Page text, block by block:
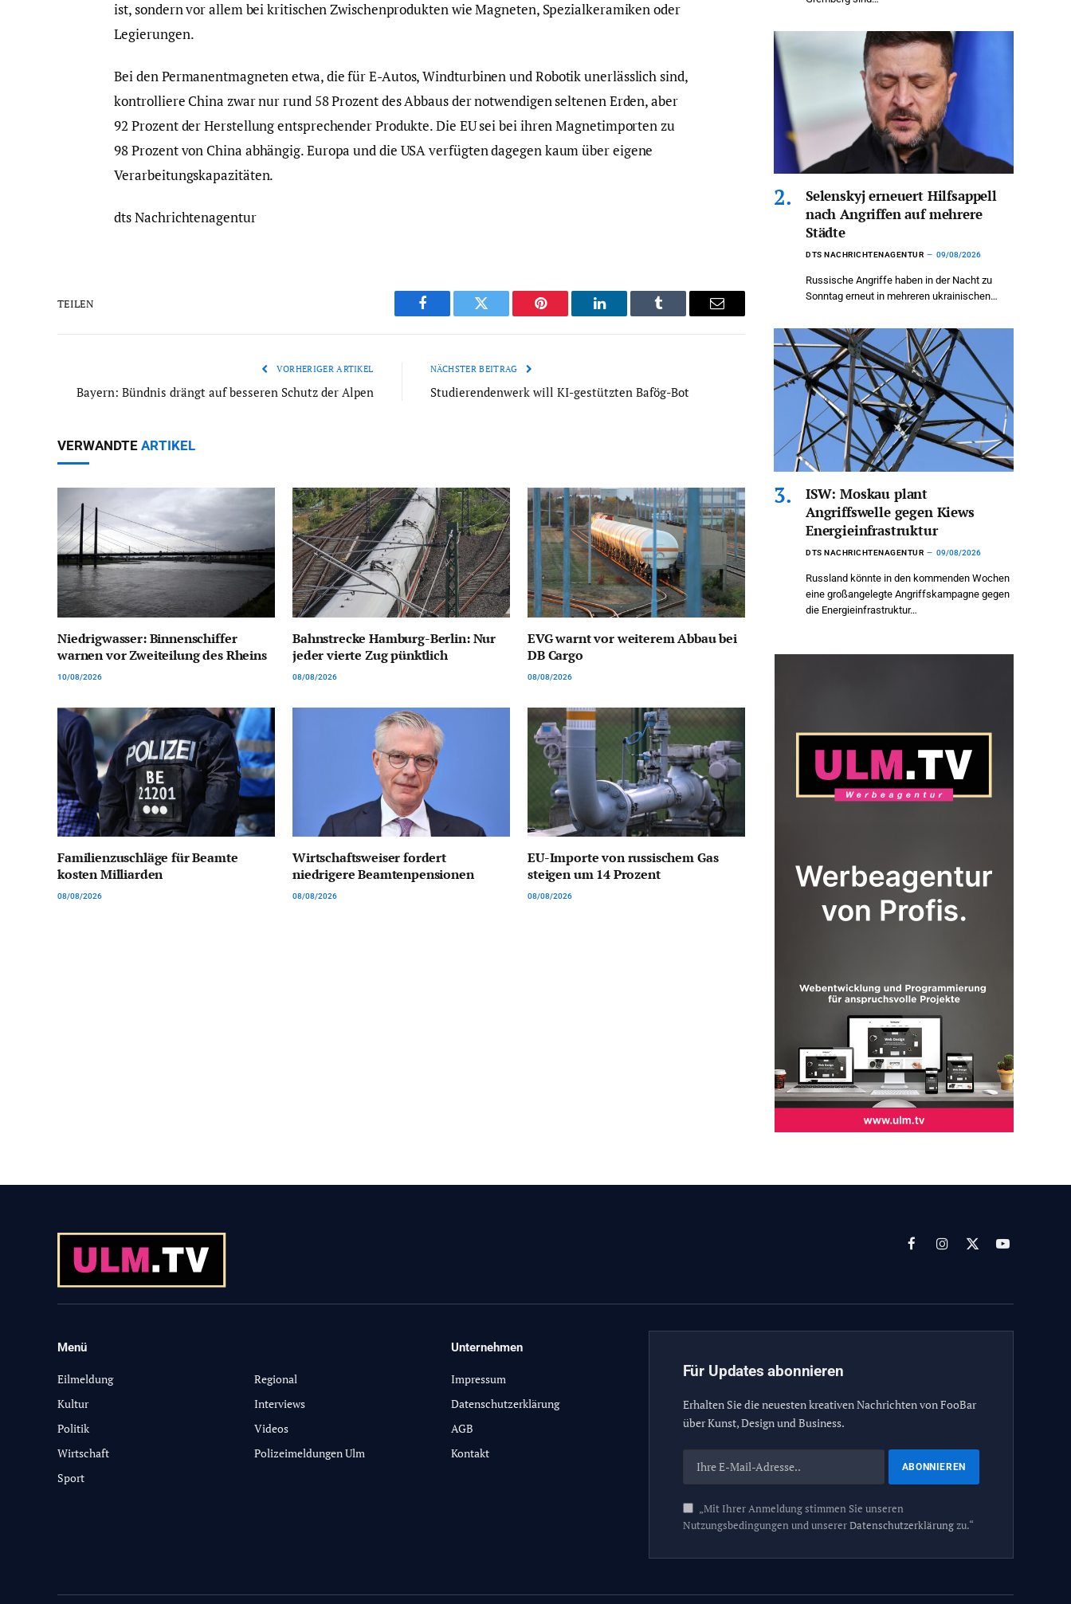
ist, sondern vor allem bei kritischen Zwischenprodukten wie Magneten, Spezialkeramiken oder
Legierungen.
Bei den Permanentmagneten etwa, die für E-Autos, Windturbinen und Robotik unerlässlich sind,
kontrolliere China zwar nur rund 58 Prozent des Abbaus der notwendigen seltenen Erden, aber
92 Prozent der Herstellung entsprechender Produkte. Die EU sei bei ihren Magnetimporten zu
98 Prozent von China abhängig. Europa und die USA verfügten dagegen kaum über eigene
Verarbeitungskapazitäten.
dts Nachrichtenagentur
TEILEN
Facebook Twitter Pinterest LinkedIn Tumblr Email
VORHERIGER ARTIKEL
Bayern: Bündnis drängt auf besseren Schutz der Alpen
NÄCHSTER BEITRAG
Studierendenwerk will KI-gestützten Bafög-Bot
VERWANDTE ARTIKEL
Niedrigwasser: Binnenschiffer
warnen vor Zweiteilung des Rheins
10/08/2026
Bahnstrecke Hamburg-Berlin: Nur
jeder vierte Zug pünktlich
08/08/2026
EVG warnt vor weiterem Abbau bei
DB Cargo
08/08/2026
Familienzuschläge für Beamte
kosten Milliarden
08/08/2026
Wirtschaftsweiser fordert
niedrigere Beamtenpensionen
08/08/2026
EU-Importe von russischem Gas
steigen um 14 Prozent
08/08/2026
Selenskyj erneuert Hilfsappell
nach Angriffen auf mehrere
Städte
DTS NACHRICHTENAGENTUR 09/08/2026
Russische Angriffe haben in der Nacht zu
Sonntag erneut in mehreren ukrainischen…
ISW: Moskau plant
Angriffswelle gegen Kiews
Energieinfrastruktur
DTS NACHRICHTENAGENTUR 09/08/2026
Russland könnte in den kommenden Wochen
eine großangelegte Angriffskampagne gegen
die Energieinfrastruktur…
FacebookInstagram
X
YouTube
Menü
Eilmeldung
Kultur
Politik
Wirtschaft
Sport
Regional
Interviews
Videos
Polizeimeldungen Ulm
Unternehmen
Impressum
Datenschutzerklärung
AGB
Kontakt
Für Updates abonnieren
Erhalten Sie die neuesten kreativen Nachrichten von FooBar
über Kunst, Design und Business.
„Mit Ihrer Anmeldung stimmen Sie unseren
Nutzungsbedingungen und unsererDatenschutzerklärungzu.“